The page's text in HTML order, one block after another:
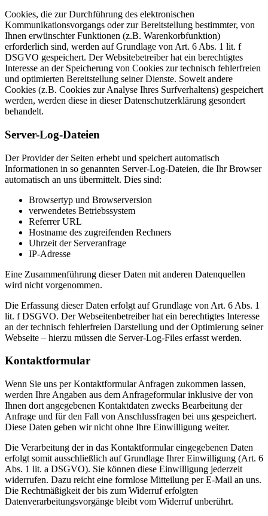
Cookies, die zur Durchführung des elektronischen
Kommunikationsvorgangs oder zur Bereitstellung bestimmter, von
Ihnen erwünschter Funktionen (z.B. Warenkorbfunktion)
erforderlich sind, werden auf Grundlage von Art. 6 Abs. 1 lit. f
DSGVO gespeichert. Der Websitebetreiber hat ein berechtigtes
Interesse an der Speicherung von Cookies zur technisch fehlerfreien
und optimierten Bereitstellung seiner Dienste. Soweit andere
Cookies (z.B. Cookies zur Analyse Ihres Surfverhaltens) gespeichert
werden, werden diese in dieser Datenschutzerklärung gesondert
behandelt.
Server-Log-Dateien
Der Provider der Seiten erhebt und speichert automatisch
Informationen in so genannten Server-Log-Dateien, die Ihr Browser
automatisch an uns übermittelt. Dies sind:
Browsertyp und Browserversion
verwendetes Betriebssystem
Referrer URL
Hostname des zugreifenden Rechners
Uhrzeit der Serveranfrage
IP-Adresse
Eine Zusammenführung dieser Daten mit anderen Datenquellen
wird nicht vorgenommen.
Die Erfassung dieser Daten erfolgt auf Grundlage von Art. 6 Abs. 1
lit. f DSGVO. Der Webseitenbetreiber hat ein berechtigtes Interesse
an der technisch fehlerfreien Darstellung und der Optimierung seiner
Webseite – hierzu müssen die Server-Log-Files erfasst werden.
Kontaktformular
Wenn Sie uns per Kontaktformular Anfragen zukommen lassen,
werden Ihre Angaben aus dem Anfrageformular inklusive der von
Ihnen dort angegebenen Kontaktdaten zwecks Bearbeitung der
Anfrage und für den Fall von Anschlussfragen bei uns gespeichert.
Diese Daten geben wir nicht ohne Ihre Einwilligung weiter.
Die Verarbeitung der in das Kontaktformular eingegebenen Daten
erfolgt somit ausschließlich auf Grundlage Ihrer Einwilligung (Art. 6
Abs. 1 lit. a DSGVO). Sie können diese Einwilligung jederzeit
widerrufen. Dazu reicht eine formlose Mitteilung per E-Mail an uns.
Die Rechtmäßigkeit der bis zum Widerruf erfolgten
Datenverarbeitungsvorgänge bleibt vom Widerruf unberührt.